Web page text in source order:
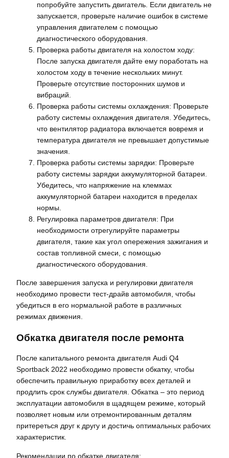
попробуйте запустить двигатель. Если двигатель не
запускается, проверьте наличие ошибок в системе
управления двигателем с помощью
диагностического оборудования.
Проверка работы двигателя на холостом ходу:
После запуска двигателя дайте ему поработать на
холостом ходу в течение нескольких минут.
Проверьте отсутствие посторонних шумов и
вибраций.
Проверка работы системы охлаждения: Проверьте
работу системы охлаждения двигателя. Убедитесь,
что вентилятор радиатора включается вовремя и
температура двигателя не превышает допустимые
значения.
Проверка работы системы зарядки: Проверьте
работу системы зарядки аккумуляторной батареи.
Убедитесь, что напряжение на клеммах
аккумуляторной батареи находится в пределах
нормы.
Регулировка параметров двигателя: При
необходимости отрегулируйте параметры
двигателя, такие как угол опережения зажигания и
состав топливной смеси, с помощью
диагностического оборудования.
После завершения запуска и регулировки двигателя
необходимо провести тест-драйв автомобиля, чтобы
убедиться в его нормальной работе в различных
режимах движения.
Обкатка двигателя после ремонта
После капитального ремонта двигателя Audi Q4
Sportback 2022 необходимо провести обкатку, чтобы
обеспечить правильную приработку всех деталей и
продлить срок службы двигателя. Обкатка – это период
эксплуатации автомобиля в щадящем режиме, который
позволяет новым или отремонтированным деталям
притереться друг к другу и достичь оптимальных рабочих
характеристик.
Рекомендации по обкатке двигателя: